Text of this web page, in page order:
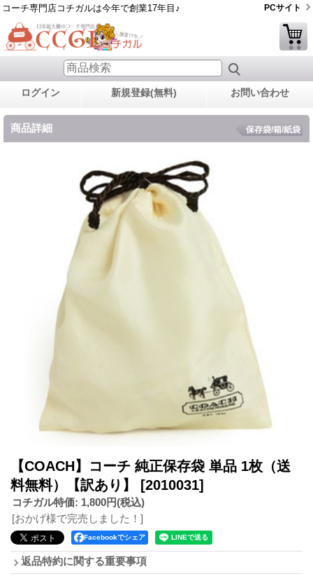
コーチ専門店コチガルは今年で創業17年目♪ PCサイト
ログイン 新規登録(無料) お問い合わせ
商品詳細 保存袋/箱/紙袋
【COACH】コーチ 純正保存袋 単品 1枚（送
料無料）【訳あり】 [2010031]
コチガル特価: 1,800円(税込)
[おかげ様で完売しました！]
Facebookでシェア
返品特約に関する重要事項